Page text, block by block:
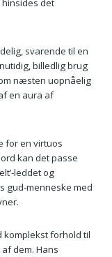
det
svarende til en
billedlig brug
næsten uopnåelig
en aura af
for en virtuos
kan det passe
leddet og
gud-menneske med
forhold til
dem. Hans